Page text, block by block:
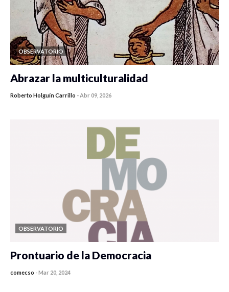
OBSERVATORIO
Abrazar la multiculturalidad
Roberto Holguín Carrillo -Abr 09, 2026
OBSERVATORIO
Prontuario de la Democracia
comecso -Mar 20, 2024